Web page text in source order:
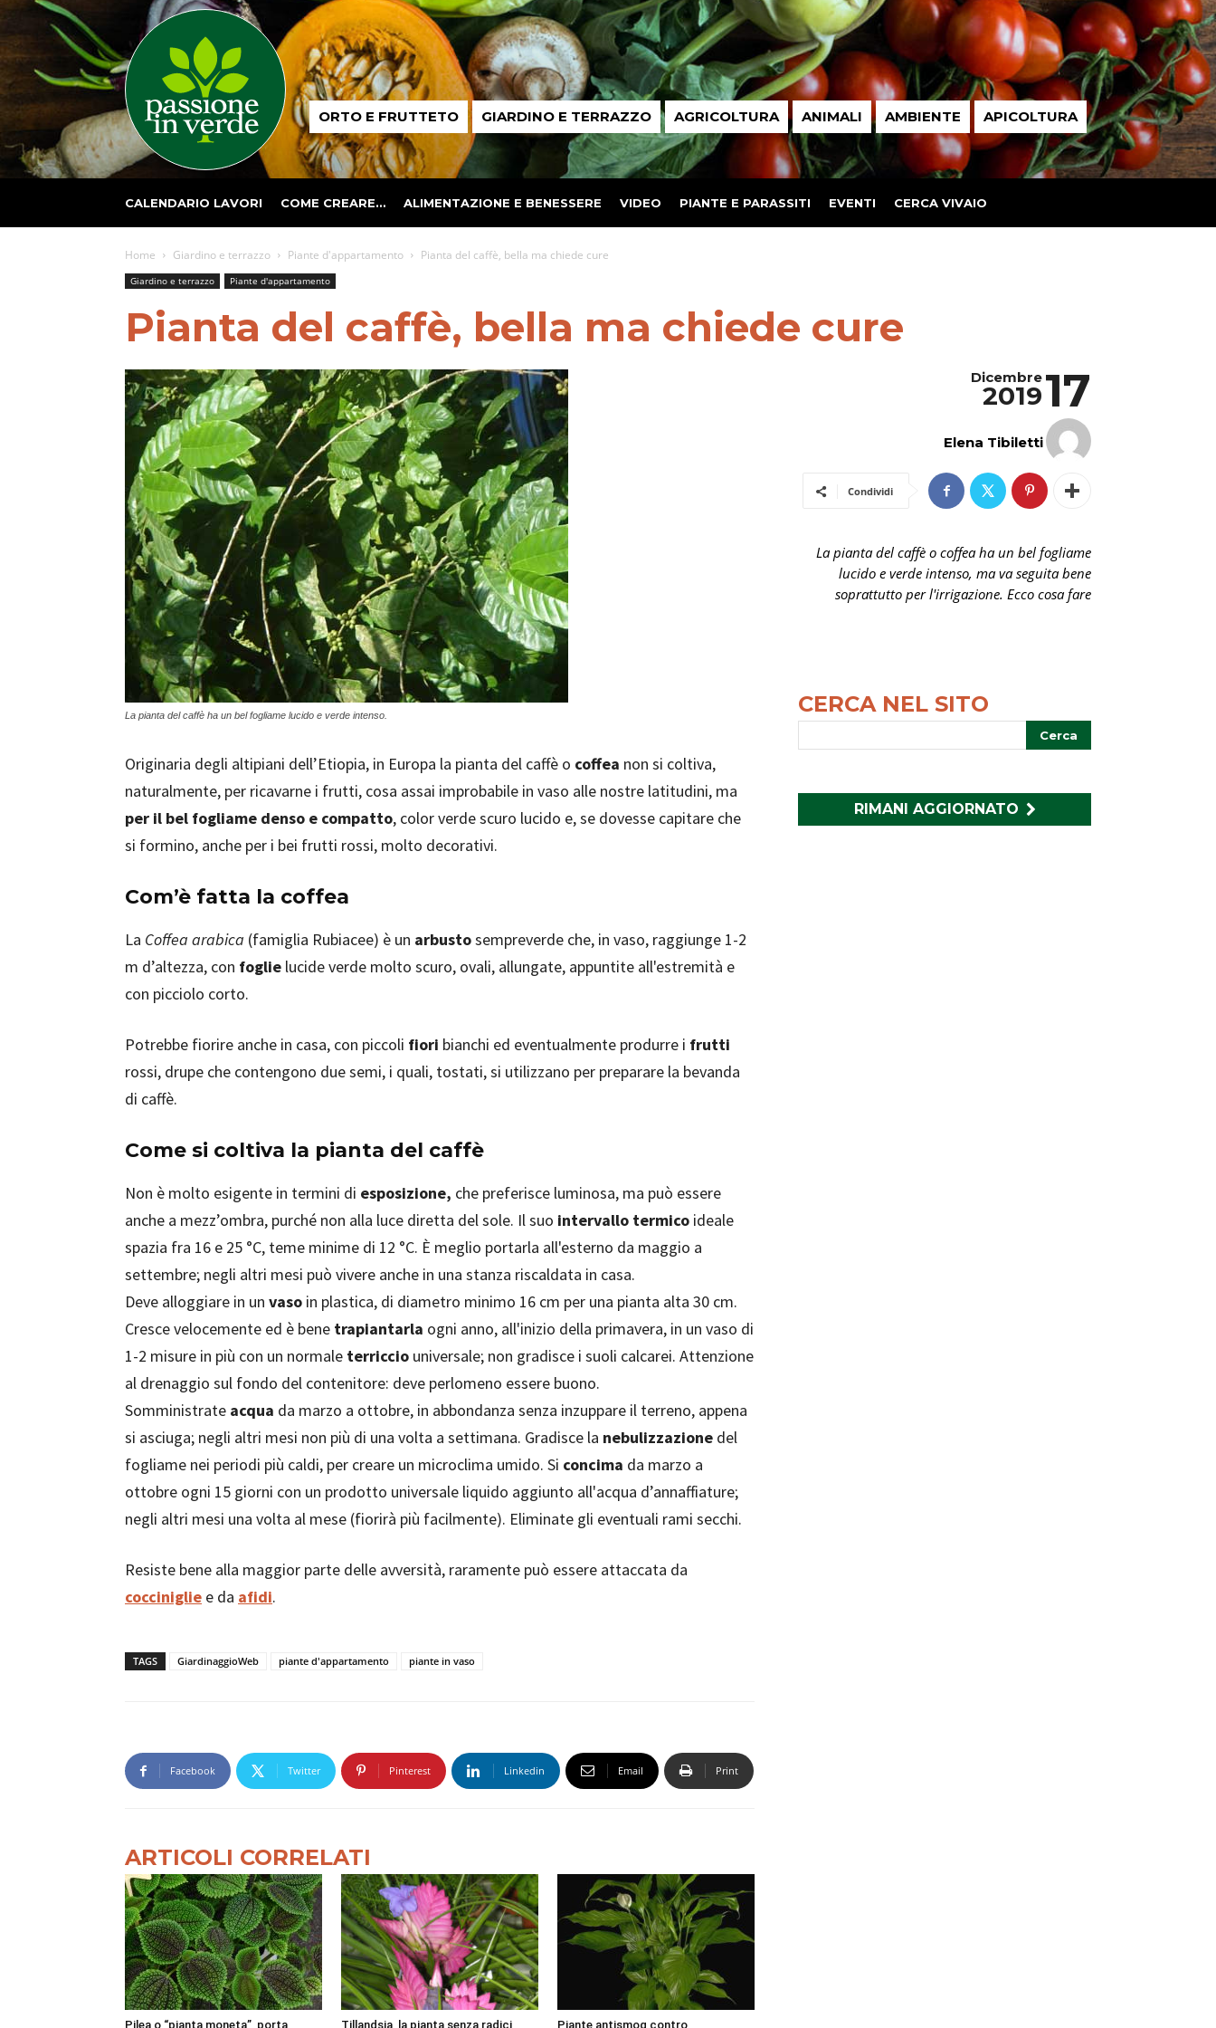
Passione
in ORTO E FRUTTETO GIARDINO E TERRAZZO AGRICOLTURA ANIMALI AMBIENTE APICOLTURA
CALENDARIO LAVORI COME CREARE… ALIMENTAZIONE E BENESSERE VIDEO PIANTE E PARASSITI EVENTI CERCA VIVAIO
Home Giardino e terrazzo Piante d'appartamento Pianta del caffè, bella ma chiede cure
Giardino e terrazzo Piante d'appartamento
Pianta del caffè, bella ma chiede cure
La pianta del caffè ha un bel fogliame lucido e verde intenso.
Originaria degli altipiani dell’Etiopia, in Europa la pianta del caffè o coffea non si coltiva,
naturalmente, per ricavarne i frutti, cosa assai improbabile in vaso alle nostre latitudini, ma
per il bel fogliame denso e compatto, color verde scuro lucido e, se dovesse capitare che
si formino, anche per i bei frutti rossi, molto decorativi.
Com’è fatta la coffea
La Coffea arabica (famiglia Rubiacee) è un arbustosempreverde che, in vaso, raggiunge 1-2
m d’altezza, con foglie lucide verde molto scuro, ovali, allungate, appuntite all'estremità e
con picciolo corto.
Potrebbe fiorire anche in casa, con piccoli fiori bianchi ed eventualmente produrre i frutti
rossi, drupe che contengono due semi, i quali, tostati, si utilizzano per preparare la bevanda
di caffè.
Come si coltiva la pianta del caffè
Non è molto esigente in termini di esposizione, che preferisce luminosa, ma può essere
anche a mezz’ombra, purché non alla luce diretta del sole. Il suo intervallo termico ideale
spazia fra 16 e 25 °C, teme minime di 12 °C. È meglio portarla all'esterno da maggio a
settembre; negli altri mesi può vivere anche in una stanza riscaldata in casa.
Deve alloggiare in un vaso in plastica, di diametro minimo 16 cm per una pianta alta 30 cm.
Cresce velocemente ed è bene trapiantarla ogni anno, all'inizio della primavera, in un vaso di
1-2 misure in più con un normale terriccio universale; non gradisce i suoli calcarei. Attenzione
al drenaggio sul fondo del contenitore: deve perlomeno essere buono.
Somministrate acqua da marzo a ottobre, in abbondanza senza inzuppare il terreno, appena
si asciuga; negli altri mesi non più di una volta a settimana. Gradisce la nebulizzazione del
fogliame nei periodi più caldi, per creare un microclima umido. Si concima da marzo a
ottobre ogni 15 giorni con un prodotto universale liquido aggiunto all'acqua d’annaffiature;
negli altri mesi una volta al mese (fiorirà più facilmente). Eliminate gli eventuali rami secchi.
Resiste bene alla maggior parte delle avversità, raramente può essere attaccata da
cocciniglie e da afidi.
TAGS GiardinaggioWeb piante d'appartamento piante in vaso
Facebook Twitter Pinterest Linkedin Email Print
ARTICOLI CORRELATI
Pilea o “pianta moneta”, porta Tillandsia, la pianta senza radici Piante antismog contro
17
Dicembre
2019
Elena Tibiletti
Condividi
La pianta del caffè o coffea ha un bel fogliame
lucido e verde intenso, ma va seguita bene
soprattutto per l'irrigazione. Ecco cosa fare
CERCA NEL SITO
RIMANI AGGIORNATO